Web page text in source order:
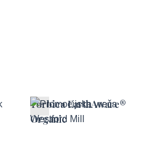
Torbica EarthAware®
Organic